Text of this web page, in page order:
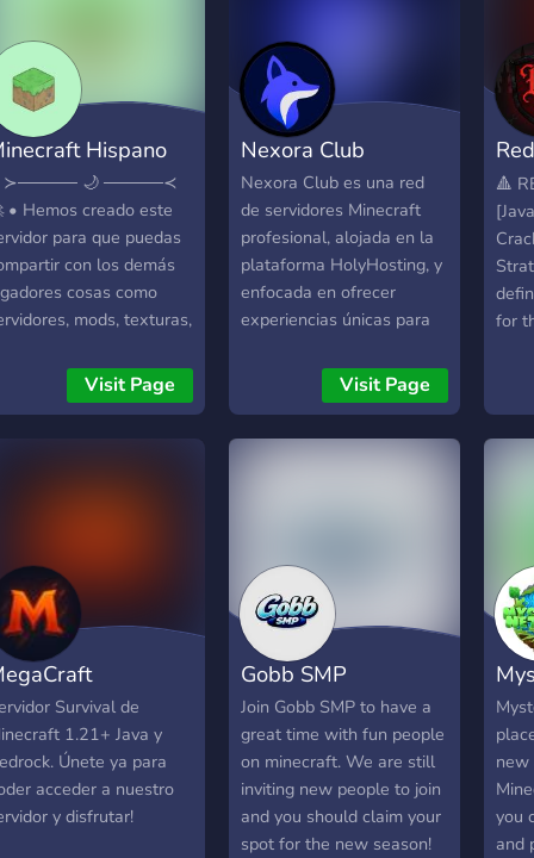
Hispano
≻───── 🌙 ─────≺
• Hemos creado este
para que puedas
con los demás
cosas como
mods, texturas,
•╭『🙀』Buenos
•｜『🚀』Pagina
•｜『⚙️』Buena
•｜『🏅』
•｜『🤖』
bots
『💠』Diversos roles ✧
✧
Visit Page
Nexora Club
Nexora Club es una red
de servidores Minecraft
profesional, alojada en la
plataforma HolyHosting, y
enfocada en ofrecer
experiencias únicas para
especializamos en
desarrollar servidores
creatividad y atención al
detalle. En Nexora
creemos en el poder de la
comunidad. No trabajamos
por encargo: construimos
mundos abiertos,
accesibles y pensados
para compartir, donde
cualquiera pueda entrar,
jugar y formar parte de
algo más grande. Si te
Visit Page
🔺
for
🏹
🤝
and
Survival de
1.21+ Java y
Únete ya para
acceder a nuestro
y disfrutar!
Gobb SMP
Join Gobb SMP to have a
great time with fun people
on minecraft. We are still
inviting new people to join
and you should claim your
spot for the new season!
new
you
and